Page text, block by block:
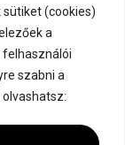
(cookies)
a
felhasználói
szabni a